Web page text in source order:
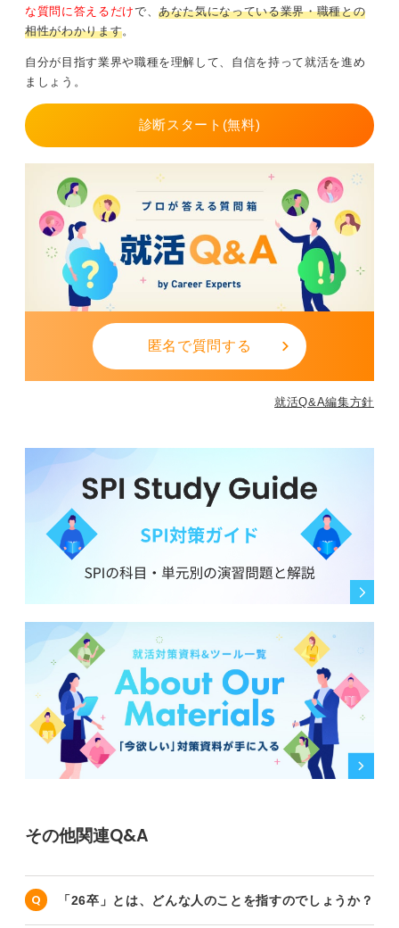
大手企業では歯車の一つになりがちな業務も、中小企業
では一人で企画から実行、振り返りまで担当させてもら
むことができます。
をしよう！
企業の安定性を見極めるポイントは、直近の売上や利益
の推移だけではありません。どんな顧客がいて、どんな
強み（技術やサービス）があるか、競合とどう差別化し
ているかというビジネスモデルを理解することもポイン
トです。
特定の取引先に依存しすぎていないか、独自の強みを持
っているかを確認しましょう。
それ以外にも、業界の伸びに加えて、売上や利益が数年
単位でどう推移しているか、主な取引先に偏りがない
将来のキャリアのために意識すべきは、会社に依存しな
い、持ち運び可能なスキル（ポータブルスキル）を身に
付けること。
ます。
数字で成果を出す経験、業務改善、顧客対応、プロジェ
クトを回す経験など、どの会社でも通用する形で実績を
作る意識を持つと、中小企業の裁量はむしろ武器になる
と覚えておきましょう。
0
な質問に答えるだけで、あなた気になっている業界・職種との
相性がわかります。
自分が目指す業界や職種を理解して、自信を持って就活を進め
ましょう。
診断スタート(無料)
匿名で質問する
就活Q&A編集方針
その他関連Q&A
「26卒」とは、どんな人のことを指すのでしょうか？